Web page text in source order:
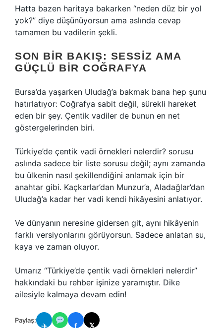
Hatta bazen haritaya bakarken “neden düz bir yol
yok?” diye düşünüyorsun ama aslında cevap
tamamen bu vadilerin şekli.
SON BIR BAKIŞ: SESSIZ AMA
GÜÇLÜ BIR COĞRAFYA
Bursa’da yaşarken Uludağ’a bakmak bana hep şunu
hatırlatıyor: Coğrafya sabit değil, sürekli hareket
eden bir şey. Çentik vadiler de bunun en net
göstergelerinden biri.
Türkiye’de çentik vadi örnekleri nelerdir? sorusu
aslında sadece bir liste sorusu değil; aynı zamanda
bu ülkenin nasıl şekillendiğini anlamak için bir
anahtar gibi. Kaçkarlar’dan Munzur’a, Aladağlar’dan
Uludağ’a kadar her vadi kendi hikâyesini anlatıyor.
Ve dünyanın neresine gidersen git, aynı hikâyenin
farklı versiyonlarını görüyorsun. Sadece anlatan su,
kaya ve zaman oluyor.
Umarız “Türkiye’de çentik vadi örnekleri nelerdir”
hakkındaki bu rehber işinize yaramıştır. Dike
ailesiyle kalmaya devam edin!
Paylaş:
✈ f 𝕏